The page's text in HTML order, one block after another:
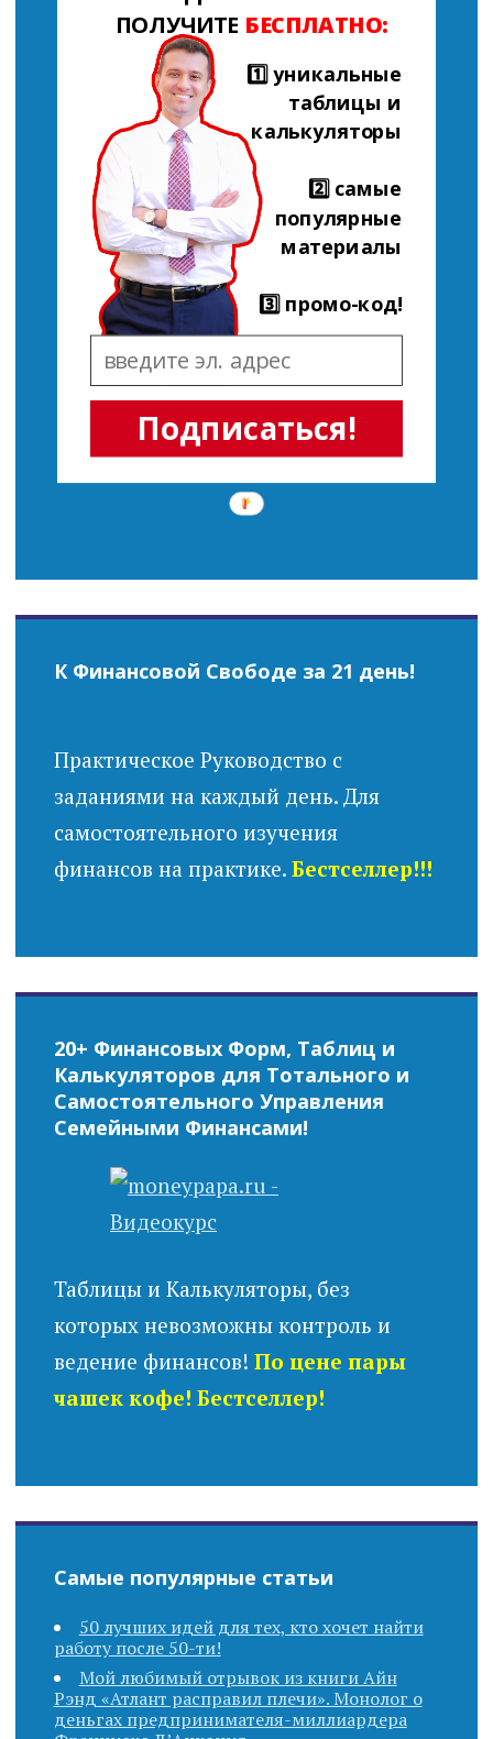
Подписаться!
ПОЛУЧИТЕ БЕСПЛАТНО:
1️⃣ уникальные
таблицы и
калькуляторы
2️⃣ самые
популярные
материалы
3️⃣ промо-код!
К Финансовой Свободе за 21 день!
Практическое Руководство с
заданиями на каждый день. Для
самостоятельного изучения
финансов на практике. Бестселлер!!!
20+ Финансовых Форм, Таблиц и
Калькуляторов для Тотального и
Самостоятельного Управления
Семейными Финансами!
Таблицы и Калькуляторы, без
которых невозможны контроль и
ведение финансов! По цене пары
чашек кофе! Бестселлер!
Самые популярные статьи
50 лучших идей для тех, кто хочет найти
работу после 50-ти!
Мой любимый отрывок из книги Айн
Рэнд «Атлант расправил плечи». Монолог о
деньгах предпринимателя-миллиардера